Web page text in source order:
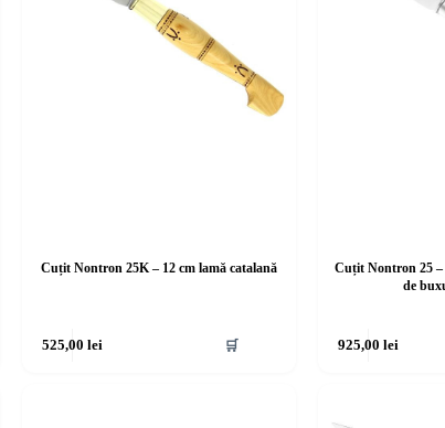
Cuțit Nontron 25K – 12 cm lamă catalană
525,00 lei 🛒
Cuțit Nontron 25
de
925,00 lei